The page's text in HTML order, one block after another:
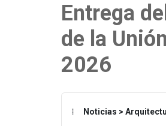
Entrega
de la
2026
Noticias >